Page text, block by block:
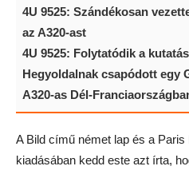
4U 9525: Szándékosan
az A320-ast
4U 9525: Folytatódik a
Hegyoldalnak csapódott egy
A320-as Dél-
A Bild című német lap és a
kiadásában kedd este azt írta,